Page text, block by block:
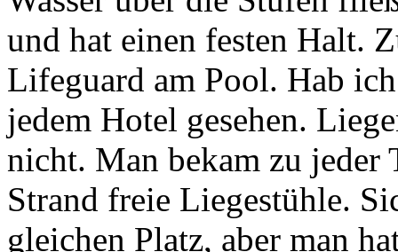
und hat einen festen Halt.
Lifeguard am Pool. Hab
jedem Hotel gesehen.
nicht. Man bekam zu jeder
Strand freie Liegestühle.
gleichen Platz, aber man